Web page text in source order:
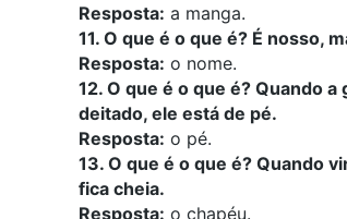
Resposta: a manga.
11. O que é o que é? É nosso,
Resposta: o nome.
12. O que é o que é? Quando
deitado, ele está de pé.
Resposta: o pé.
13. O que é o que é? Quando
fica cheia.
Resposta: o chapéu.